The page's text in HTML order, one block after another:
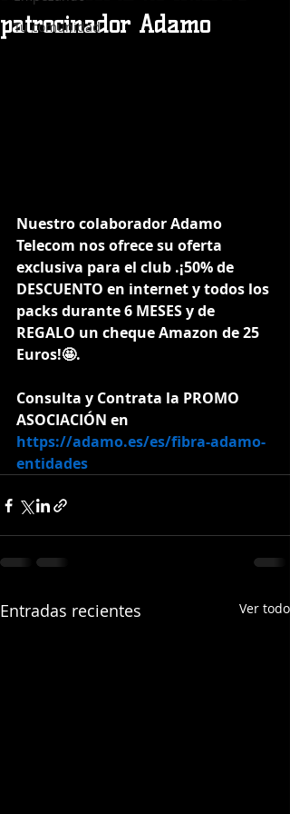
Tu comunidad
patrocinador Adamo
Nuestro colaborador Adamo
Telecom nos ofrece su oferta
exclusiva para el club .¡50% de
DESCUENTO en internet y todos los
packs durante 6 MESES y de
REGALO un cheque Amazon de 25
Euros!🤩.
Consulta y Contrata la PROMO
ASOCIACIÓN en
https://adamo.es/es/fibra-adamo-
entidades
Entradas recientes Ver todo